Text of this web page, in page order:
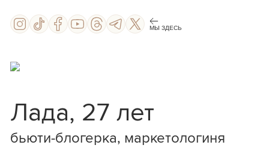
МЫ ЗДЕСЬ
Лада, 27 лет
бьюти-блогерка, маркетологиня